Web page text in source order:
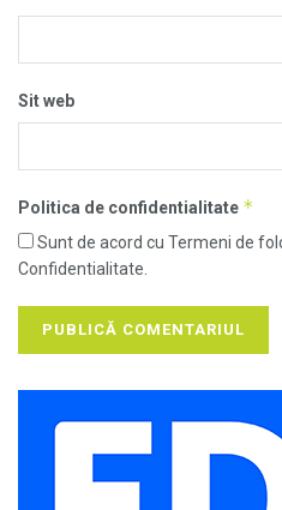
Sit web
Politica de confidentialitate *
Sunt de acord cu Termeni de
Confidentialitate.